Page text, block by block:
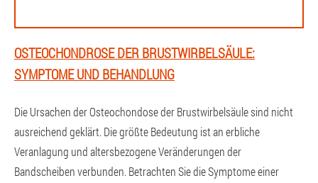
OSTEOCHONDROSE DER BRUSTWIRBELSÄULE:
SYMPTOME UND BEHANDLUNG
Die Ursachen der Osteochondose der Brustwirbelsäule sind nicht
ausreichend geklärt. Die größte Bedeutung ist an erbliche
Veranlagung und altersbezogene Veränderungen der
Bandscheiben verbunden. Betrachten Sie die Symptome einer